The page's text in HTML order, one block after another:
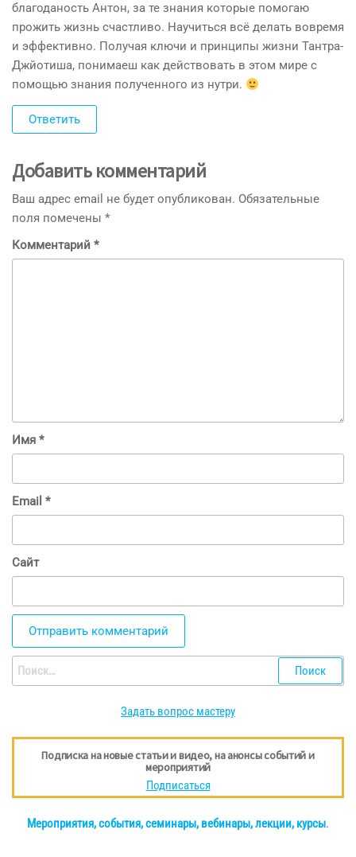
благоданость Антон, за те знания которые помогаю
прожить жизнь счастливо. Научиться всё делать вовремя
и эффективно. Получая ключи и принципы жизни Тантра-
Джйотиша, понимаеш как действовать в этом мире с
помощью знания полученного из нутри.
Ответить
Добавить комментарий
Ваш адрес email не будет опубликован. Обязательные
поля помечены *
Комментарий *
Имя *
Email *
Сайт
Найти:
Задать вопрос мастеру
Подписка на новые статьи и видео, на анонсы событий и
мероприятий
Подписаться
Мероприятия, события, семинары, вебинары, лекции, курсы.